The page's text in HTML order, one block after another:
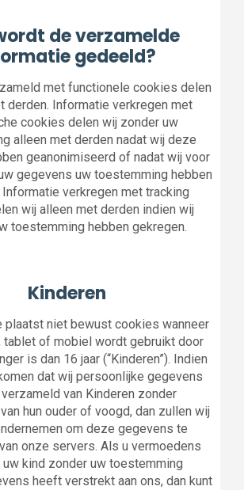
de verzamelde
gedeeld?
met functionele cookies delen
derden. Informatie verkregen met
cookies delen wij zonder uw
alleen met derden nadat wij deze
geanonimiseerd of nadat wij voor
gegevens uw toestemming hebben
verkregen met tracking
wij alleen met derden indien wij
toestemming hebben gekregen.
Kinderen
plaatst niet bewust cookies wanneer
tablet of mobiel wordt gebruikt door
is dan 16 jaar (“Kinderen”). Indien
dat wij persoonlijke gegevens
van Kinderen zonder
hun ouder of voogd, dan zullen wij
om deze gegevens te
onze servers. Als u vermoedens
kind zonder uw toestemming
heeft verstrekt aan ons, dan kunt